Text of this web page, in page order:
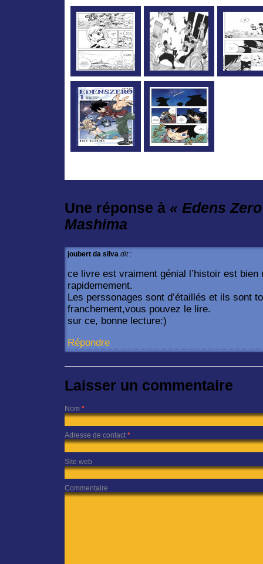
Une réponse à « Edens
Mashima
joubert da silva dit :
ce livre est vraiment génial l’histoir est bien
rapidemement.
Les perssonages sont d’étaillés et ils sont
franchement,vous pouvez le lire.
sur ce, bonne lecture:)
Répondre
Laisser un commentaire
Nom *
Adresse de contact *
Site web
Commentaire